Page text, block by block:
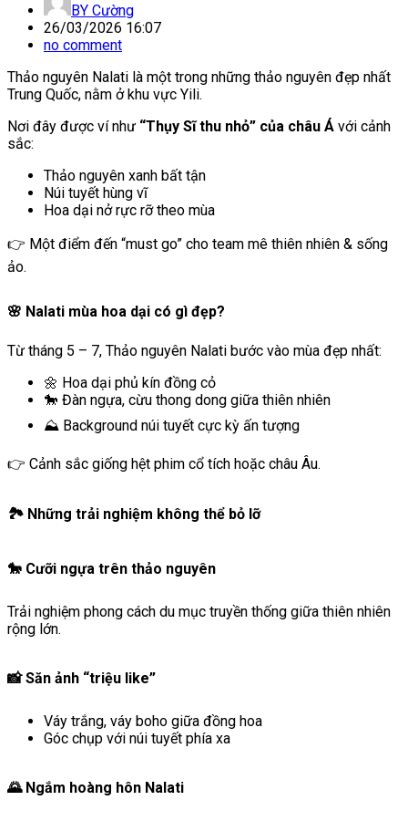
BY Cường
26/03/2026 16:07
no comment
Thảo nguyên Nalati là một trong những thảo nguyên đẹp nhất
Trung Quốc, nằm ở khu vực Yili.
Nơi đây được ví như “Thụy Sĩ thu nhỏ” của châu Á với cảnh
sắc:
Thảo nguyên xanh bất tận
Núi tuyết hùng vĩ
Hoa dại nở rực rỡ theo mùa
👉 Một điểm đến “must go” cho team mê thiên nhiên & sống
ảo.
🌸 Nalati mùa hoa dại có gì đẹp?
Từ tháng 5 – 7, Thảo nguyên Nalati bước vào mùa đẹp nhất:
🌼 Hoa dại phủ kín đồng cỏ
🐎 Đàn ngựa, cừu thong dong giữa thiên nhiên
⛰️ Background núi tuyết cực kỳ ấn tượng
👉 Cảnh sắc giống hệt phim cổ tích hoặc châu Âu.
🏞️ Những trải nghiệm không thể bỏ lỡ
🐎 Cưỡi ngựa trên thảo nguyên
Trải nghiệm phong cách du mục truyền thống giữa thiên nhiên
rộng lớn.
📸 Săn ảnh “triệu like”
Váy trắng, váy boho giữa đồng hoa
Góc chụp với núi tuyết phía xa
🌄 Ngắm hoàng hôn Nalati